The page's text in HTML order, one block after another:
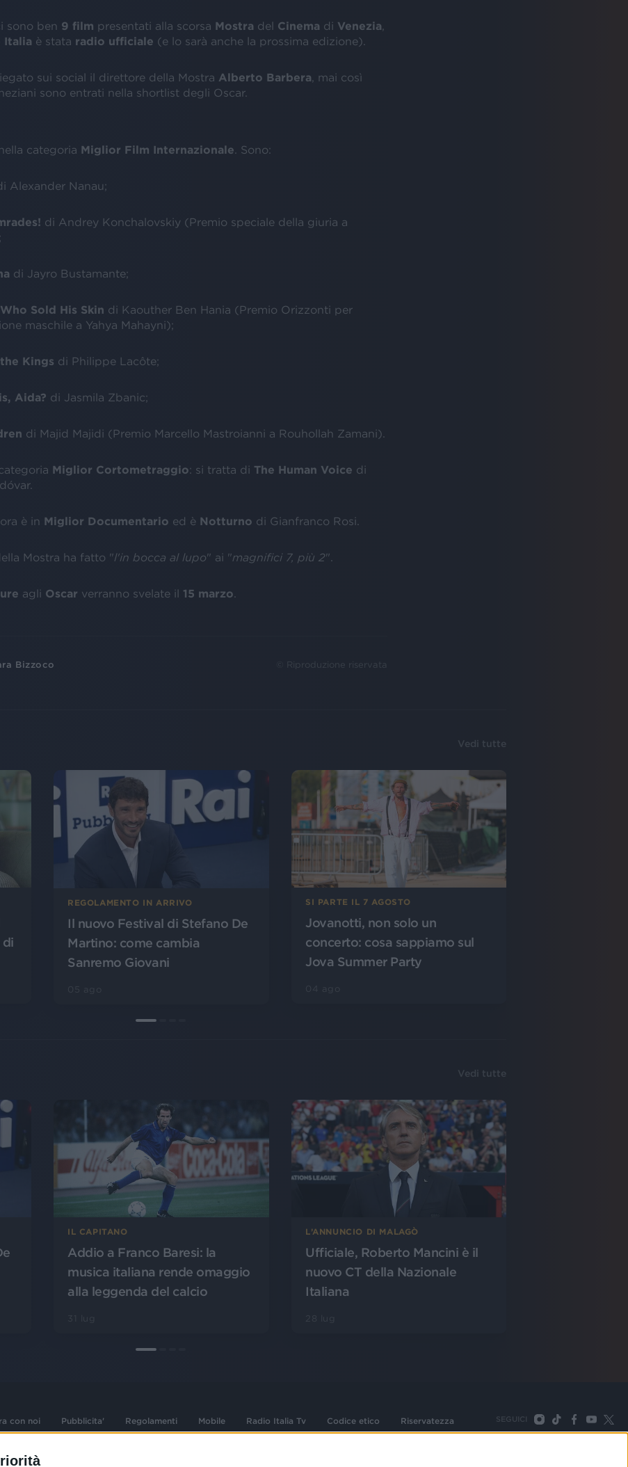
sono ben 9 film presentati alla scorsa Mostra del Cinema di Venezia
Italia è stata radio ufficiale (e lo sarà anche la prossima edizione).
sui social il direttore della Mostra Alberto Barbera , mai così
sono entrati nella shortlist degli Oscar.
categoria Miglior Film Internazionale . Sono:
Alexander Nanau;
di Andrey Konchalovskiy (Premio speciale della giuria a
di Jayro Bustamante;
Sold His Skin di Kaouther Ben Hania (Premio Orizzonti per
maschile a Yahya Mahayni);
Kings di Philippe Lacôte;
Aida? di Jasmila Zbanic;
di Majid Majidi (Premio Marcello Mastroianni a Rouhollah Zamani).
Miglior Cortometraggio: si tratta di The Human Voice di
è in Miglior Documentario ed è Notturno di Gianfranco Rosi.
Mostra ha fatto "l'in bocca al lupo" ai "magnifici 7, più 2".
agli Oscar verranno svelate il 15 marzo
Bizzoco © Riproduzione riservata
Vedi tutte
di
REGOLAMENTO IN ARRIVO
Il nuovo Festival di Stefano De
Martino: come cambia
Sanremo Giovani
SI PARTE IL 7 AGOSTO
Jovanotti, non solo un
concerto: cosa sappiamo sul
Jova Summer Party
Vedi tutte
IL CAPITANO
Addio a Franco Baresi: la
musica italiana rende omaggio
alla leggenda del calcio
L’ANNUNCIO DI MALAGÒ
Ufficiale, Roberto Mancini è il
nuovo CT della Nazionale
Italiana
con noi Pubblicita' Regolamenti Mobile Radio Italia Tv Codice etico Riservatezza SEGUICI